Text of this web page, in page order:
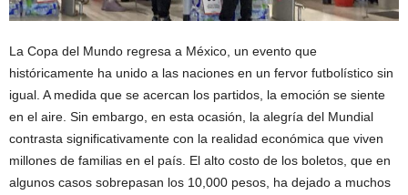
La Copa del Mundo regresa a México, un evento que
históricamente ha unido a las naciones en un fervor futbolístico sin
igual. A medida que se acercan los partidos, la emoción se siente
en el aire. Sin embargo, en esta ocasión, la alegría del Mundial
contrasta significativamente con la realidad económica que viven
millones de familias en el país. El alto costo de los boletos, que en
algunos casos sobrepasan los 10,000 pesos, ha dejado a muchos